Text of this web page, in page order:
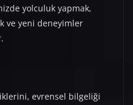
yolculuk yapmak,
ve yeni deneyimler
evrensel bilgeliği